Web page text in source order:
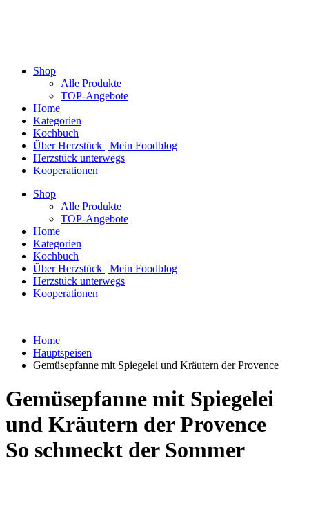
Shop
Alle Produkte
TOP-Angebote
Home
Kategorien
Kochbuch
Über Herzstück | Mein Foodblog
Herzstück unterwegs
Kooperationen
Shop
Alle Produkte
TOP-Angebote
Home
Kategorien
Kochbuch
Über Herzstück | Mein Foodblog
Herzstück unterwegs
Kooperationen
Home
Hauptspeisen
Gemüsepfanne mit Spiegelei und Kräutern der Provence
Gemüsepfanne mit Spiegelei
und Kräutern der Provence
So schmeckt der Sommer